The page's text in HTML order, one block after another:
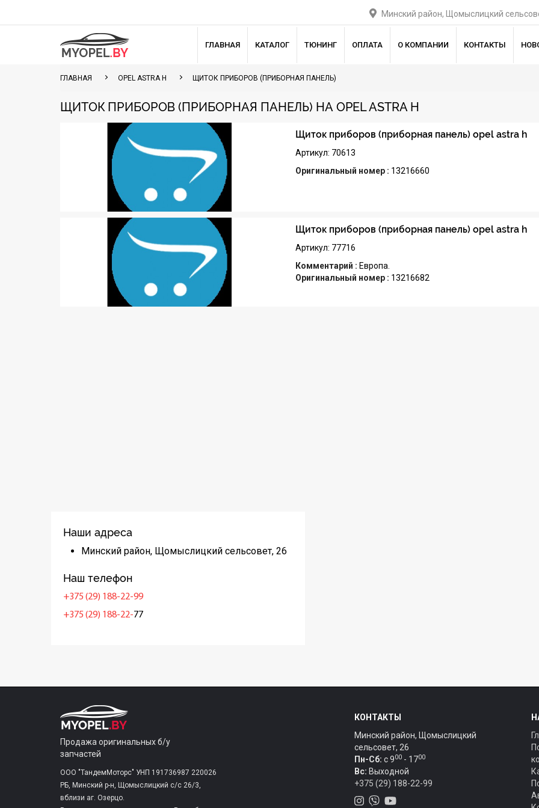
Минский район, Щомыслицкий
ГЛАВНАЯ КАТАЛОГ ТЮНИНГ ОПЛАТА О КОМПАНИИ КОНТАКТЫ
ГЛАВНАЯ OPEL ASTRA H ЩИТОК ПРИБОРОВ (ПРИБОРНАЯ ПАНЕЛЬ)
ЩИТОК ПРИБОРОВ (ПРИБОРНАЯ ПАНЕЛЬ) НА OPEL ASTRA H
Щиток приборов (приборная панель) opel astra h
Артикул: 70613
Оригинальный номер : 13216660
Щиток приборов (приборная панель) opel astra h
Артикул: 77716
Комментарий : Европа.
Оригинальный номер : 13216682
Наши адреса
Минский район, Щомыслицкий сельсовет, 26
Наш телефон
+375 (29) 188-22-99
+375 (29) 188-22-77
Продажа оригинальных б/у
запчастей
ООО "ТандемМоторс" УНП 191736987 220026
РБ, Минский р-н, Щомыслицкий с/c 26/3,
вблизи аг. Озерцо.
КОНТАКТЫ
Минский район, Щомыслицкий
сельсовет, 26
Пн-Сб: c 900 - 1700
Вс: Выходной
+375 (29) 188-22-99